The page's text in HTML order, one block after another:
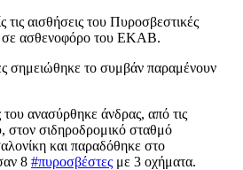
αισθήσεις του Πυροσβεστικές
σε ασθενοφόρο του ΕΚΑΒ.
σημειώθηκε το συμβάν παραμένουν
του ανασύρθηκε άνδρας, από τις
στον σιδηροδρομικό σταθμό
και παραδόθηκε στο
8 #πυροσβέστες με 3 οχήματα.